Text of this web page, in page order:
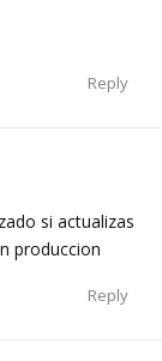
Reply
si actualizas
produccion
Reply